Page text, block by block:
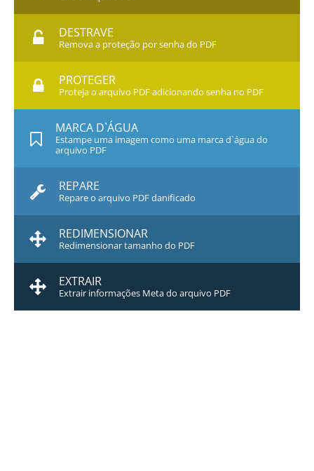
DESTRAVE
Remova a proteção por senha do PDF
PROTEGER
Proteja o arquivo PDF adicionando senha no PDF
MARCA D`ÁGUA
Estampe uma imagem como uma marca d`água do
arquivo PDF
REPARE
Repare o arquivo PDF danificado
REDIMENSIONAR
Redimensionar tamanho do PDF
EXTRAIR
Extrair informações Meta do arquivo PDF